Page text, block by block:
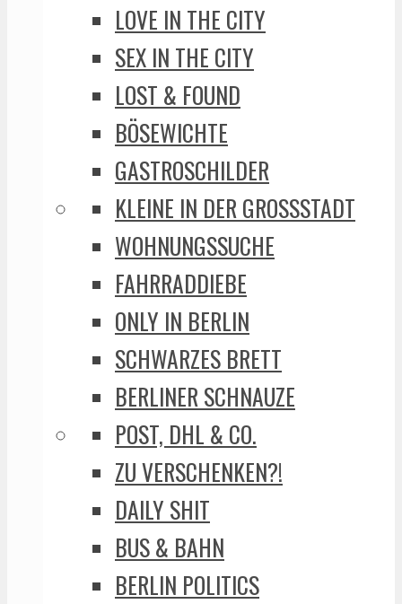
LOVE IN THE CITY
SEX IN THE CITY
LOST & FOUND
BÖSEWICHTE
GASTROSCHILDER
KLEINE IN DER GROSSSTADT
WOHNUNGSSUCHE
FAHRRADDIEBE
ONLY IN BERLIN
SCHWARZES BRETT
BERLINER SCHNAUZE
POST, DHL & CO.
ZU VERSCHENKEN?!
DAILY SHIT
BUS & BAHN
BERLIN POLITICS